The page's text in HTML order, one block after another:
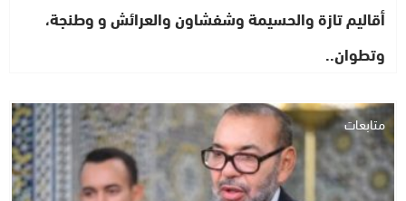
أقاليم تازة والحسيمة وشفشاون والعرائش و وطنجة،
وتطوان..
متابعات